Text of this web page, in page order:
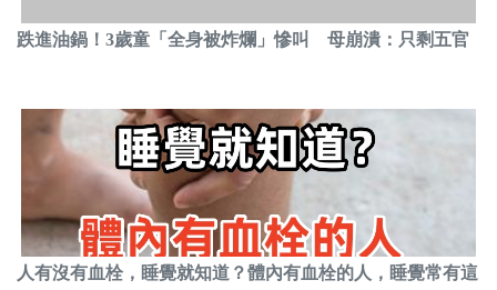
跌進油鍋！3歲童「全身被炸爛」慘叫 母崩潰：只剩五官
人有沒有血栓，睡覺就知道？體內有血栓的人，睡覺常有這